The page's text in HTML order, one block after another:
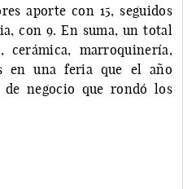
aporte con 15, seguidos
con 9. En suma, un total
cerámica, marroquinería,
en una feria que el año
negocio que rondó los